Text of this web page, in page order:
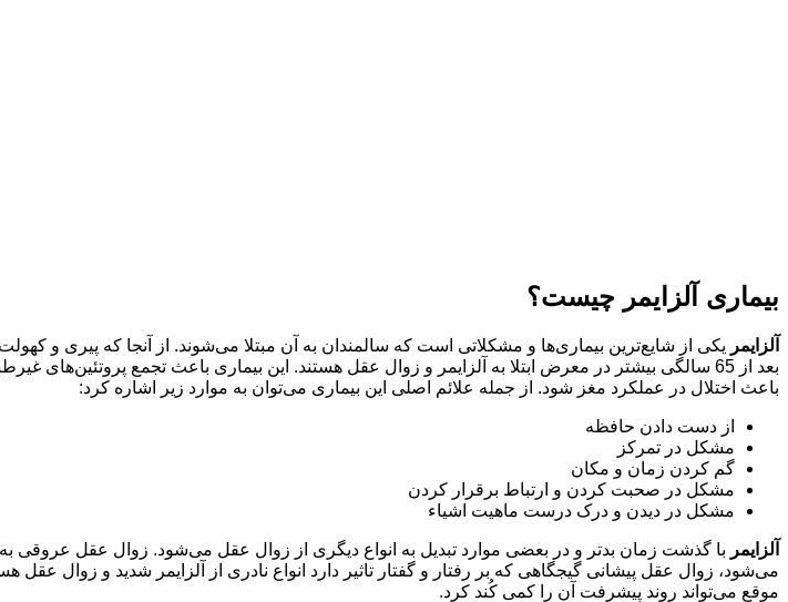
بیماری آلزایمر چیست؟
آلزایمر یکی از شایع‌ترین بیماری‌ها و مشکلاتی است که سالمندان به آن مبتلا می‌شوند. از آنجا که پیری و
بعد از 65 سالگی بیشتر در معرض ابتلا به آلزایمر و زوال عقل هستند. این بیماری باعث تجمع
باعث اختلال در عملکرد مغز شود. از جمله علائم اصلی این بیماری می‌توان به موارد زیر اشاره کرد:
از دست دادن حافظه
مشکل در تمرکز
گم کردن زمان و مکان
مشکل در صحبت کردن و ارتباط برقرار کردن
مشکل در دیدن و درک درست ماهیت اشیاء
آلزایمر با گذشت زمان بدتر و در بعضی موارد تبدیل به انواع دیگری از زوال عقل می‌شود. زوال عقل
موقع می‌تواند روند پیشرفت آن را کمی کُند کرد.